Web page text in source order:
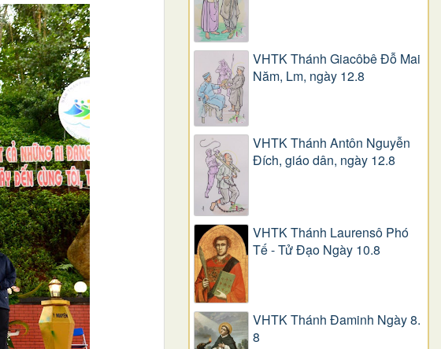
VHTK Thánh Giacôbê Ðỗ Mai
Năm, Lm, ngày 12.8
VHTK Thánh Antôn Nguyễn
Ðích, giáo dân, ngày 12.8
VHTK Thánh Laurensô Phó
Tế - Tử Đạo Ngày 10.8
VHTK Thánh Đaminh Ngày 8.
8